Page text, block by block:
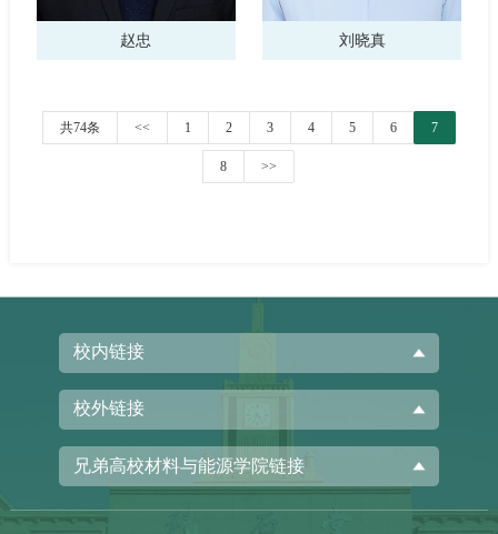
赵忠 刘晓真
共74条 << 1 2 3 4 5 6 7
8 >>